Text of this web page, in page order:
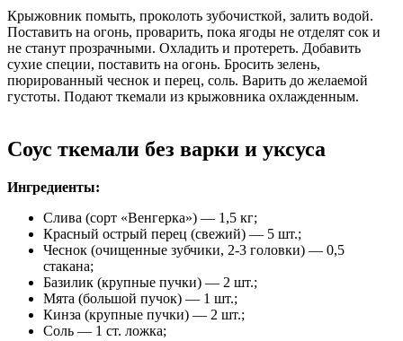
Крыжовник помыть, проколоть зубочисткой, залить водой.
Поставить на огонь, проварить, пока ягоды не отделят сок и
не станут прозрачными. Охладить и протереть. Добавить
сухие специи, поставить на огонь. Бросить зелень,
пюрированный чеснок и перец, соль. Варить до желаемой
густоты. Подают ткемали из крыжовника охлажденным.
Соус ткемали без варки и уксуса
Ингредиенты:
Слива (сорт «Венгерка») — 1,5 кг;
Красный острый перец (свежий) — 5 шт.;
Чеснок (очищенные зубчики, 2-3 головки) — 0,5
стакана;
Базилик (крупные пучки) — 2 шт.;
Мята (большой пучок) — 1 шт.;
Кинза (крупные пучки) — 2 шт.;
Соль — 1 ст. ложка;